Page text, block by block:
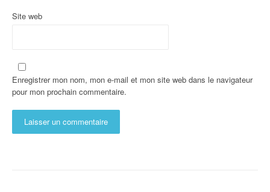
Site web
Enregistrer mon nom, mon e-mail et mon site web dans le navigateur
pour mon prochain commentaire.